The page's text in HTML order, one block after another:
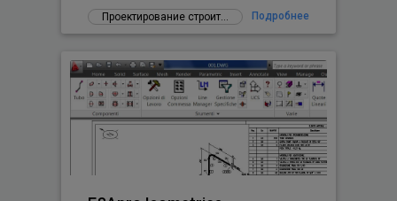
Проектирование строительных конструкций Подробнее